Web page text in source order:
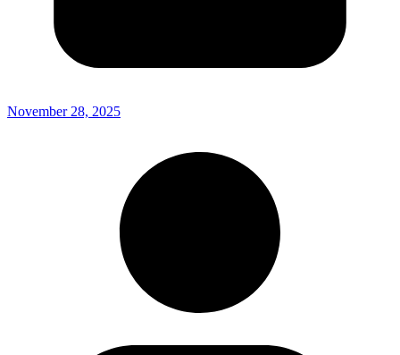
November 28, 2025